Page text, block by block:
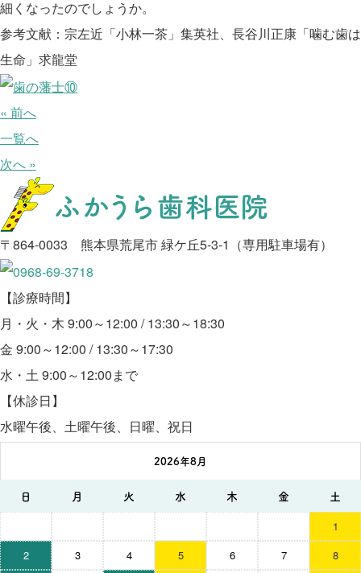
細くなったのでしょうか。
参考文献：宗左近「小林一茶」集英社、長谷川正康「噛む歯は
生命」求龍堂
« 前へ
一覧へ
次へ »
〒864-0033 熊本県荒尾市 緑ケ丘5-3-1（専用駐車場有）
【診療時間】
月・火・木 9:00～12:00 / 13:30～18:30
金 9:00～12:00 / 13:30～17:30
水・土 9:00～12:00まで
【休診日】
水曜午後、土曜午後、日曜、祝日
2026年8月
日 月 火 水 木 金 土
1
2
3 4 5 6 7
8